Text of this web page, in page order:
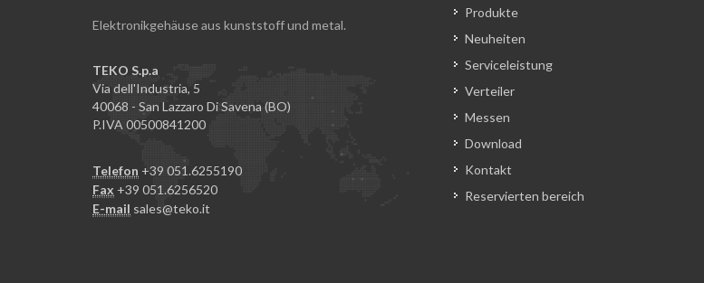
Elektronikgehäuse aus kunststoff und metal.
TEKO S.p.a
Via dell'Industria, 5
40068 - San Lazzaro Di Savena (BO)
P.IVA 00500841200
Telefon +39 051.6255190
Fax +39 051.6256520
E-mail sales@teko.it
Produkte
Neuheiten
Serviceleistung
Verteiler
Messen
Download
Kontakt
Reservierten bereich